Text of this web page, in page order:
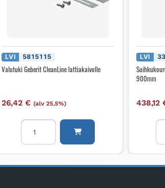
LVI 5815115
Valutuki Geberit CleanLine lattiakaivolle
26,42€ (alv 25,5%)
Valutuki
Geberit
CleanLine
määrä
LVI
900mm
438,12